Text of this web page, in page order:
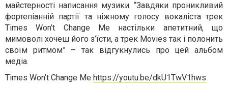
майстерності написання музики. “Завдяки проникливий
фортепіанній партії та ніжному голосу вокаліста трек
Times Won’t Change Me настільки апетитний, що
мимоволі хочеш його з’їсти, а трек Movies так і полонить
своїм ритмом” – так відгукнулись про цей альбом
медіа.
Times Won’t Change Me https://youtu.be/dkU1TwV1hws